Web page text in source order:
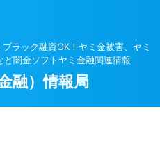
ラック融資OK！ヤミ金被害、ヤミ
闇金ソフトヤミ金融関連情報
融）情報局